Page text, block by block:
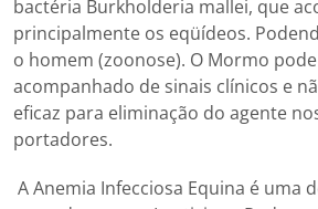
bactéria Burkholderia mallei, que
principalmente os eqüídeos.
o homem (zoonose). O Mormo
acompanhado de sinais clínicos e
eficaz para eliminação do agente
portadores.
A Anemia Infecciosa Equina é uma